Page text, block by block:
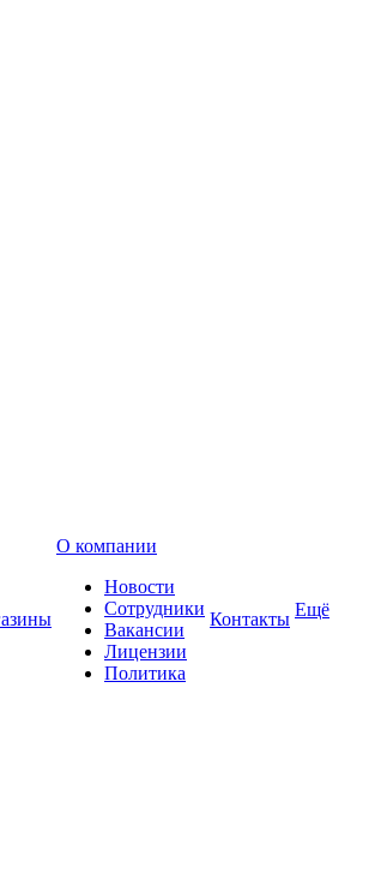
О компании
Новости
Сотрудники
Вакансии
Лицензии
Политика
Контакты Ещё